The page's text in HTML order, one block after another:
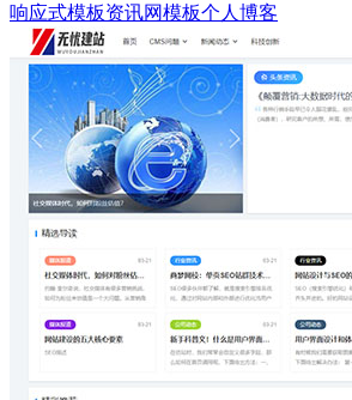
响应式模板资讯网模板个人博客